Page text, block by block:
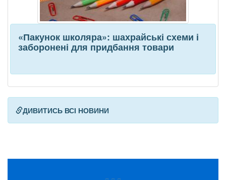
«Пакунок школяра»: шахрайські схеми і
заборонені для придбання товари
ДИВИТИСЬ ВСІ НОВИНИ